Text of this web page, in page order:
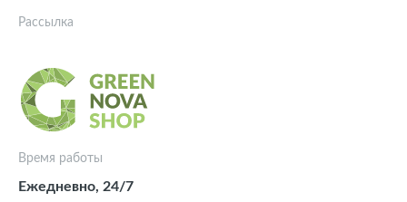
Время работы
Ежедневно, 24/7
Рассылка